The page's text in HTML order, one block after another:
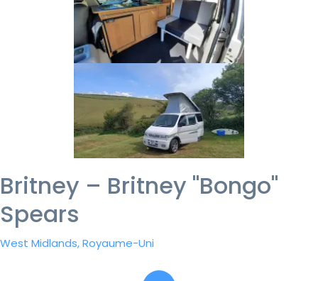
Britney – Britney "Bongo"
Spears
West Midlands, Royaume-Uni